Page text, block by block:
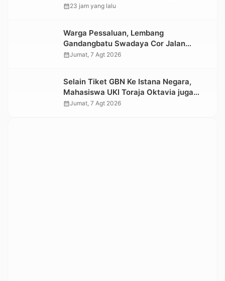
yang Rusak Kawasan Hutan
calendar_month23 jam yang lalu
Warga Pessaluan, Lembang
Gandangbatu Swadaya Cor Jalan
Kabupaten
calendar_monthJumat, 7 Agt 2026
Selain Tiket GBN Ke Istana Negara,
Mahasiswa UKI Toraja Oktavia juga
Lolos ke Pekan Seni Mahasiswa
calendar_monthJumat, 7 Agt 2026